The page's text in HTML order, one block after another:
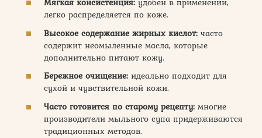
легко распределяется по коже.
Высокое содержание жирных кислот: часто
содержит неомыленные масла, которые
дополнительно питают кожу.
Бережное очищение: идеально подходит для
сухой и чувствительной кожи.
Часто готовится по старому рецепту: многие
производители мыльного супа придерживаются
традиционных методов.